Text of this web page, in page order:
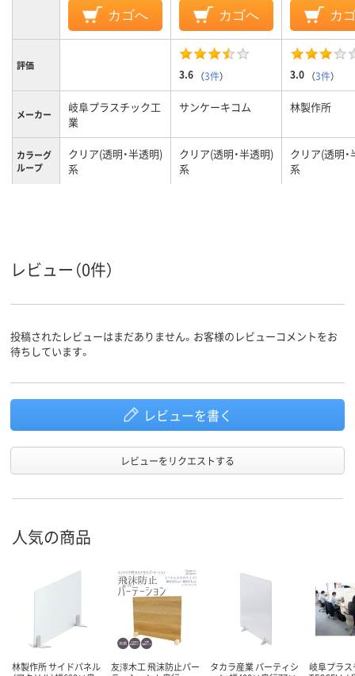
カゴへ カゴへ カ
評価
3.6 （3件） 3.0 （3件）
メーカー
岐阜プラスチック工
業
サンケーキコム 林製作所
カラーグ
ループ
クリア(透明・半透明)
系
クリア(透明・半透明)
系
クリア(透明
系
レビュー（0件）
投稿されたレビューはまだありません。お客様のレビューコメントをお
待ちしています。
レビューを書く
レビューをリクエストする
人気の商品
林製作所 サイドパネル
友澤木工 飛沫防止パー
タカラ産業 パーティシ
岐阜プラ